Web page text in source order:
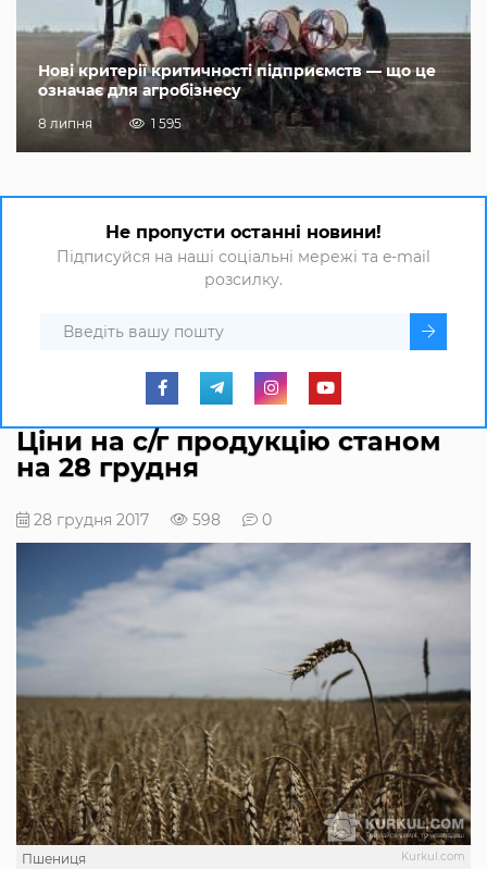
Нові критерії критичності підприємств — що це
означає для агробізнесу
8 липня 1 595
Не пропусти останні новини!
Підписуйся на наші соціальні мережі та e-mail
розсилку.
Ціни на с/г продукцію станом
на 28 грудня
28 грудня 2017 598 0
Kurkul.com
Пшениця